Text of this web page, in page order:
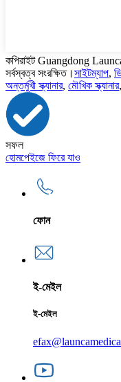
কপিরাইট Guangdong
সর্বস্বত্ব সংরক্ষিত। সাইটম্যাপ,
অন্তর্মুখী স্ক্যানার, মৌখিক স্ক্যানার,
সফল
হোমপেইজে ফিরে যাও
ফোন
ই-মেইল
ই-মেইল